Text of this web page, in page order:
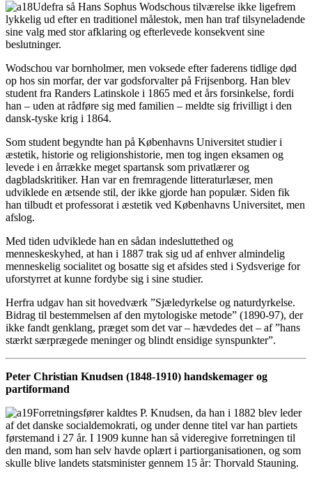
Udefra så Hans Sophus Wodschous tilværelse ikke ligefrem
lykkelig ud efter en traditionel målestok, men han traf tilsyneladende
sine valg med stor afklaring og efterlevede konsekvent sine
beslutninger.
Wodschou var bornholmer, men voksede efter faderens tidlige død
op hos sin morfar, der var godsforvalter på Frijsenborg. Han blev
student fra Randers Latinskole i 1865 med et års forsinkelse, fordi
han – uden at rådføre sig med familien – meldte sig frivilligt i den
dansk-tyske krig i 1864.
Som student begyndte han på Københavns Universitet studier i
æstetik, historie og religionshistorie, men tog ingen eksamen og
levede i en årrække meget spartansk som privatlærer og
dagbladskritiker. Han var en fremragende litteraturlæser, men
udviklede en ætsende stil, der ikke gjorde han populær. Siden fik
han tilbudt et professorat i æstetik ved Københavns Universitet, men
afslog.
Med tiden udviklede han en sådan indesluttethed og
menneskeskyhed, at han i 1887 trak sig ud af enhver almindelig
menneskelig socialitet og bosatte sig et afsides sted i Sydsverige for
uforstyrret at kunne fordybe sig i sine studier.
Herfra udgav han sit hovedværk ”Sjæledyrkelse og naturdyrkelse.
Bidrag til bestemmelsen af den mytologiske metode” (1890-97), der
ikke fandt genklang, præget som det var – hævdedes det – af ”hans
stærkt særprægede meninger og blindt ensidige synspunkter”.
Peter Christian Knudsen (1848-1910) handskemager og
partiformand
Forretningsfører kaldtes P. Knudsen, da han i 1882 blev leder
af det danske socialdemokrati, og under denne titel var han partiets
førstemand i 27 år. I 1909 kunne han så videregive forretningen til
den mand, som han selv havde oplært i partiorganisationen, og som
skulle blive landets statsminister gennem 15 år: Thorvald Stauning.